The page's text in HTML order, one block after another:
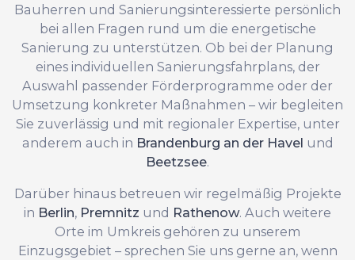
Bauherren und Sanierungsinteressierte persönlich
bei allen Fragen rund um die energetische
Sanierung zu unterstützen. Ob bei der Planung
eines individuellen Sanierungsfahrplans, der
Auswahl passender Förderprogramme oder der
Umsetzung konkreter Maßnahmen – wir begleiten
Sie zuverlässig und mit regionaler Expertise, unter
anderem auch in Brandenburg an der Havel und
Beetzsee.
Darüber hinaus betreuen wir regelmäßig Projekte
in Berlin, Premnitz und Rathenow. Auch weitere
Orte im Umkreis gehören zu unserem
Einzugsgebiet – sprechen Sie uns gerne an, wenn